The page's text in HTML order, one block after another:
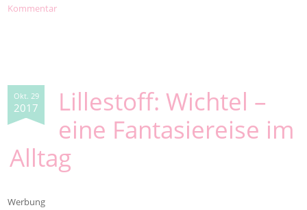
Kommentar
Okt. 29
2017
Lillestoff: Wichtel –
eine Fantasiereise im
Alltag
Werbung